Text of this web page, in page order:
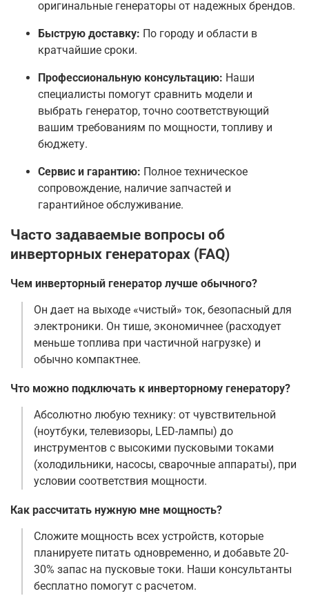
оригинальные генераторы от надежных брендов.
Быструю доставку: По городу и области в
кратчайшие сроки.
Профессиональную консультацию: Наши
специалисты помогут сравнить модели и
выбрать генератор, точно соответствующий
вашим требованиям по мощности, топливу и
бюджету.
Сервис и гарантию: Полное техническое
сопровождение, наличие запчастей и
гарантийное обслуживание.
Часто задаваемые вопросы об
инверторных генераторах (FAQ)
Чем инверторный генератор лучше обычного?
Он дает на выходе «чистый» ток, безопасный для
электроники. Он тише, экономичнее (расходует
меньше топлива при частичной нагрузке) и
обычно компактнее.
Что можно подключать к инверторному генератору?
Абсолютно любую технику: от чувствительной
(ноутбуки, телевизоры, LED-лампы) до
инструментов с высокими пусковыми токами
(холодильники, насосы, сварочные аппараты), при
условии соответствия мощности.
Как рассчитать нужную мне мощность?
Сложите мощность всех устройств, которые
планируете питать одновременно, и добавьте 20-
30% запас на пусковые токи. Наши консультанты
бесплатно помогут с расчетом.